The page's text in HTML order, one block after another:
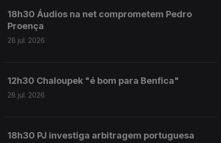
18h30 Áudios na net comprometem Pedro
Proença
28 jul. 2026
12h30 Chaloupek "é bom para Benfica"
28 jul. 2026
18h30 PJ investiga arbitragem portuguesa